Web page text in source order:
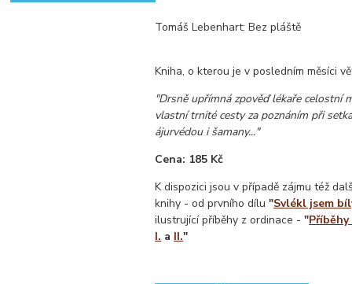
Tomáš Lebenhart: Bez pláště
Kniha, o kterou je v posledním měsíci
"Drsně upřímná zpověď lékaře celostní
vlastní trnité cesty za poznáním při
ájurvédou i šamany..."
Cena: 185 Kč
K dispozici jsou v případě zájmu též
knihy - od prvního dílu"Svlékl jsem
ilustrující příběhy z ordinace -"
I. a II."